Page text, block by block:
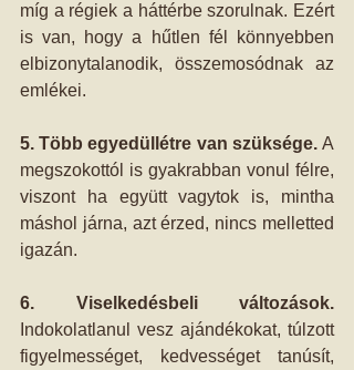
míg a régiek a háttérbe szorulnak. Ezért
is van, hogy a hűtlen fél könnyebben
elbizonytalanodik, összemosódnak az
emlékei.
5. Több egyedüllétre van szüksége. A
megszokottól is gyakrabban vonul félre,
viszont ha együtt vagytok is, mintha
máshol járna, azt érzed, nincs melletted
igazán.
6. Viselkedésbeli változások.
Indokolatlanul vesz ajándékokat, túlzott
figyelmességet, kedvességet tanúsít,